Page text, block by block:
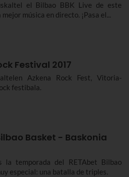
el Bilbao BBK Live de este
música en directo. ¡Pasa el...
Festival 2017
Azkena Rock Fest, Vitoria-
festibala.
Basket - Baskonia
la temporada del RETAbet Bilbao
especial: una batalla de triples.